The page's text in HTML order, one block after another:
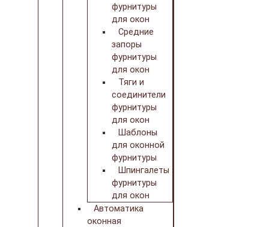
фурнитуры
для окон
Средние
запоры
фурнитуры
для окон
Тяги и
соединители
фурнитуры
для окон
Шаблоны
для оконной
фурнитуры
Шпингалеты
фурнитуры
для окон
Автоматика
оконная